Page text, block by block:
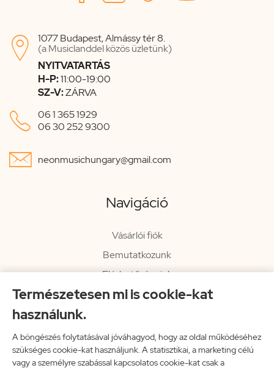
Természetesen mi is cookie-kat
használunk.
A böngészés folytatásával jóváhagyod, hogy az oldal működéséhez
szükséges cookie-kat használjunk. A statisztikai, a marketing célú
vagy a személyre szabással kapcsolatos cookie-kat csak a

1077 Budapest, Almássy tér 8.
(a Musiclanddel közös üzletünk)
NYITVATARTÁS
H-P:11:00-19:00
SZ-V:ZÁRVA
 06 1 365 1929
06 30 252 9300
 neonmusichungary@gmail.com
Navigáció
Vásárlói fiók
Bemutatkozunk
Elérhetőségeink
Hírlevél
Impresszum
Vissza a főoldalra